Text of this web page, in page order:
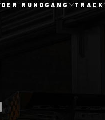
DER RUNDGANG TRACK